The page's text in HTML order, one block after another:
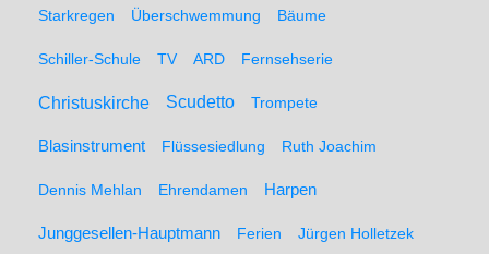
Starkregen Überschwemmung Bäume
Schiller-Schule TV ARD Fernsehserie
Christuskirche Scudetto Trompete
Blasinstrument Flüssesiedlung Ruth Joachim
Dennis Mehlan Ehrendamen Harpen
Junggesellen-Hauptmann Ferien Jürgen Holletzek